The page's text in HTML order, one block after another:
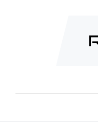
Perfect voor training en